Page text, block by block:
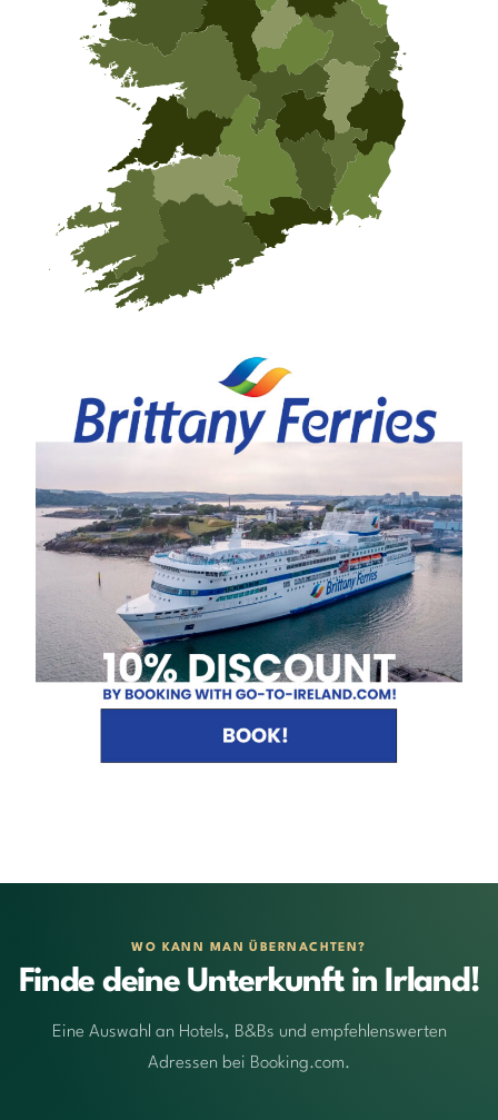
WO KANN MAN ÜBERNACHTEN?
Finde deine Unterkunft in Irland!
Eine Auswahl an Hotels, B&Bs und empfehlenswerten
Adressen bei Booking.com.